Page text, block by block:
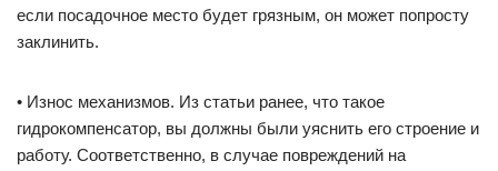
если посадочное место будет грязным, он может попросту
заклинить.
• Износ механизмов. Из статьи ранее, что такое
гидрокомпенсатор, вы должны были уяснить его строение и
работу. Соответственно, в случае повреждений на